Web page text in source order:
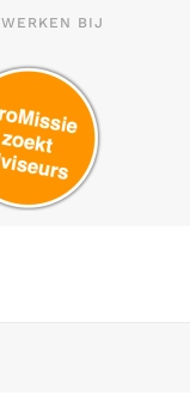
WERKEN BIJ